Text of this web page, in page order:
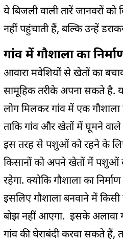
ये बिजली वाली तारें जानवरों
नहीं पहुंचाती हैं, बल्कि उन्हें
गांव में गौशाला का
आवारा मवेशियों से खेतों का
सामूहिक तरीके अपना सकते है.
लोग मिलकर गांव में एक गौशाला
ताकि गांव और खेतों में घूमने
इस तरह से पशुओं को रहने के
किसानों को अपने खेतों में पशुओं
रहेगा. क्योकि गौशाला का
इसलिए गौशाला बनवाने में
बोझ नहीं आएगा. इसके अलावा
गांव की घेराबंदी करवा सकते हैं,